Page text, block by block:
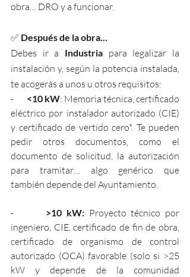
obra… DRO y a funcionar.
✅ Después de la obra...
Debes ir a Industria para legalizar la
instalación y, según la potencia instalada,
te acogerás a unos u otros requisitos:
- <10 kW: Memoria técnica, certificado
eléctrico por instalador autorizado (CIE)
y certificado de vertido cero*. Te pueden
pedir otros documentos, como el
documento de solicitud, la autorización
para tramitar… algo genérico que
también depende del Ayuntamiento.
- >10 kW: Proyecto técnico por
ingeniero, CIE, certificado de fin de obra,
certificado de organismo de control
autorizado (OCA) favorable (solo si >25
kW y depende de la comunidad